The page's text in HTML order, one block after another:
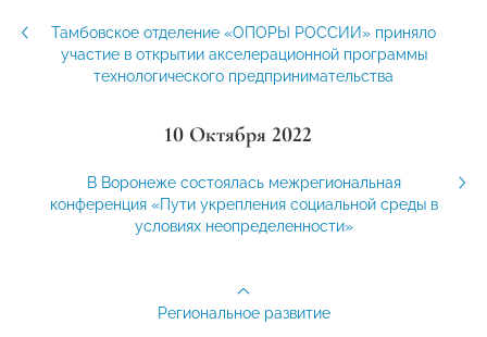
Тамбовское отделение «ОПОРЫ РОССИИ» приняло
участие в открытии акселерационной программы
технологического предпринимательства
10 Октября 2022
В Воронеже состоялась межрегиональная
конференция «Пути укрепления социальной среды в
условиях неопределенности»
Региональное развитие